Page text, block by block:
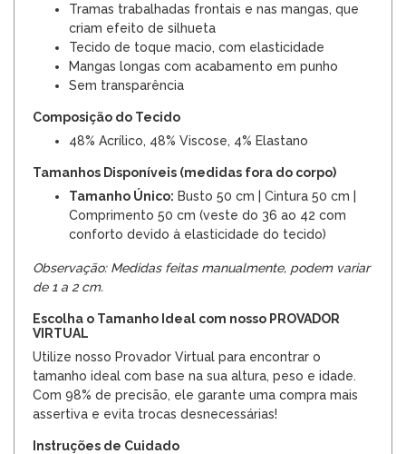
Tramas trabalhadas frontais e nas mangas, que
criam efeito de silhueta
Tecido de toque macio, com elasticidade
Mangas longas com acabamento em punho
Sem transparência
Composição do Tecido
48% Acrílico, 48% Viscose, 4% Elastano
Tamanhos Disponíveis (medidas fora do corpo)
Tamanho Único: Busto 50 cm | Cintura 50 cm |
Comprimento 50 cm (veste do 36 ao 42 com
conforto devido à elasticidade do tecido)
Observação: Medidas feitas manualmente, podem variar
de 1 a 2 cm.
Escolha o Tamanho Ideal com nosso PROVADOR
VIRTUAL
Utilize nosso Provador Virtual para encontrar o
tamanho ideal com base na sua altura, peso e idade.
Com 98% de precisão, ele garante uma compra mais
assertiva e evita trocas desnecessárias!
Instruções de Cuidado